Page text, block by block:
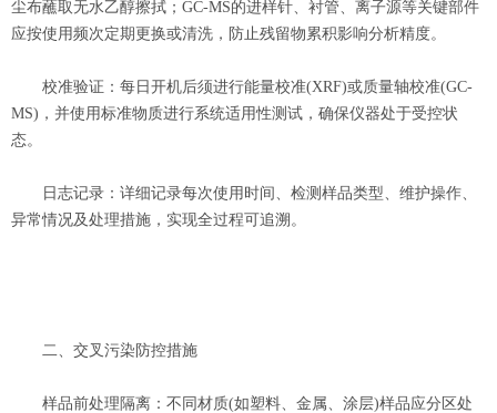
尘布蘸取无水乙醇擦拭；GC-MS的进样针、衬管、离子源等关键部件
应按使用频次定期更换或清洗，防止残留物累积影响分析精度。
校准验证：每日开机后须进行能量校准(XRF)或质量轴校准(GC-
MS)，并使用标准物质进行系统适用性测试，确保仪器处于受控状
态。
日志记录：详细记录每次使用时间、检测样品类型、维护操作、
异常情况及处理措施，实现全过程可追溯。
二、交叉污染防控措施
样品前处理隔离：不同材质(如塑料、金属、涂层)样品应分区处